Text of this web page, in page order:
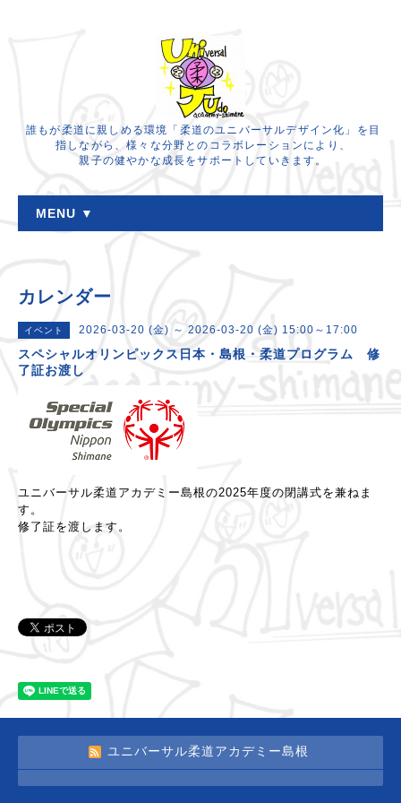
誰もが柔道に親しめる環境「柔道のユニバーサルデザイン化」を目
指しながら、様々な分野とのコラボレーションにより、
親子の健やかな成長をサポートしていきます。
MENU ▼
カレンダー
イベント 2026-03-20 (金) ～ 2026-03-20 (金) 15:00～17:00
スペシャルオリンピックス日本・島根・柔道プログラム 修
了証お渡し
ユニバーサル柔道アカデミー島根の2025年度の閉講式を兼ねま
す。
修了証を渡します。
ユニバーサル柔道アカデミー島根